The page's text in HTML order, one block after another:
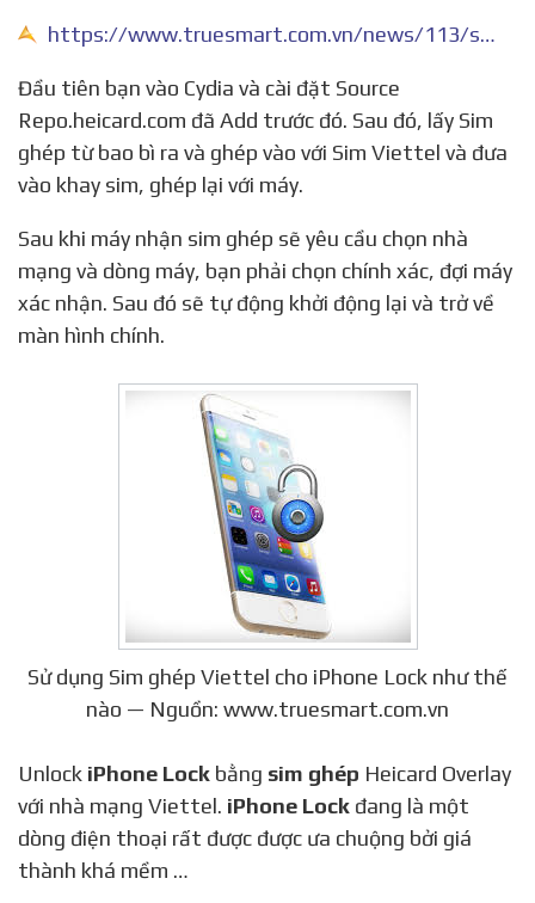
https://www.truesmart.com.vn/news/113/su-dung-sim-ghep-viettel-cho-iphone-lock-nhu-the-nao.html
Đầu tiên bạn vào Cydia và cài đặt Source
Repo.heicard.com đã Add trước đó. Sau đó, lấy Sim
ghép từ bao bì ra và ghép vào với Sim Viettel và đưa
vào khay sim, ghép lại với máy.
Sau khi máy nhận sim ghép sẽ yêu cầu chọn nhà
mạng và dòng máy, bạn phải chọn chính xác, đợi máy
xác nhận. Sau đó sẽ tự động khởi động lại và trở về
màn hình chính.
Sử dụng Sim ghép Viettel cho iPhone Lock như thế
nào — Nguồn: www.truesmart.com.vn
Unlock iPhone Lock bằng sim ghép Heicard Overlay
với nhà mạng Viettel. iPhone Lock đang là một
dòng điện thoại rất được được ưa chuộng bởi giá
thành khá mềm …